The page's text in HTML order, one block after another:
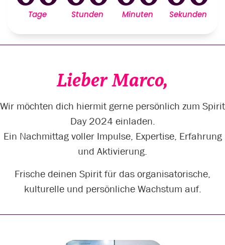
Tage Stunden Minuten Sekunden
Lieber Marco,
Wir möchten dich hiermit gerne persönlich zum Spirit
Day 2024 einladen.
Ein Nachmittag voller Impulse, Expertise, Erfahrung
und Aktivierung.
Frische deinen Spirit für das organisatorische,
kulturelle und persönliche Wachstum auf.